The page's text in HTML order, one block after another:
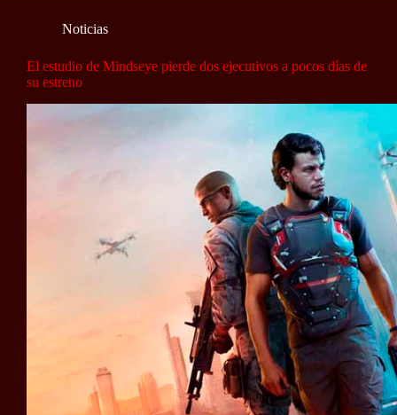
Noticias
El estudio de Mindseye pierde dos ejecutivos a pocos días de
su estreno